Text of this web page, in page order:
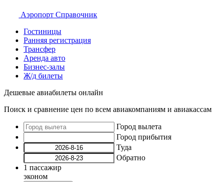
Аэропорт Справочник
Гостиницы
Ранняя регистрация
Трансфер
Аренда авто
Бизнес-залы
Ж/д билеты
Дешевые авиабилеты онлайн
Поиск и сравнение цен по всем авиакомпаниям и авиакассам
Город вылета
Город прибытия
Туда
Обратно
1 пассажир
эконом